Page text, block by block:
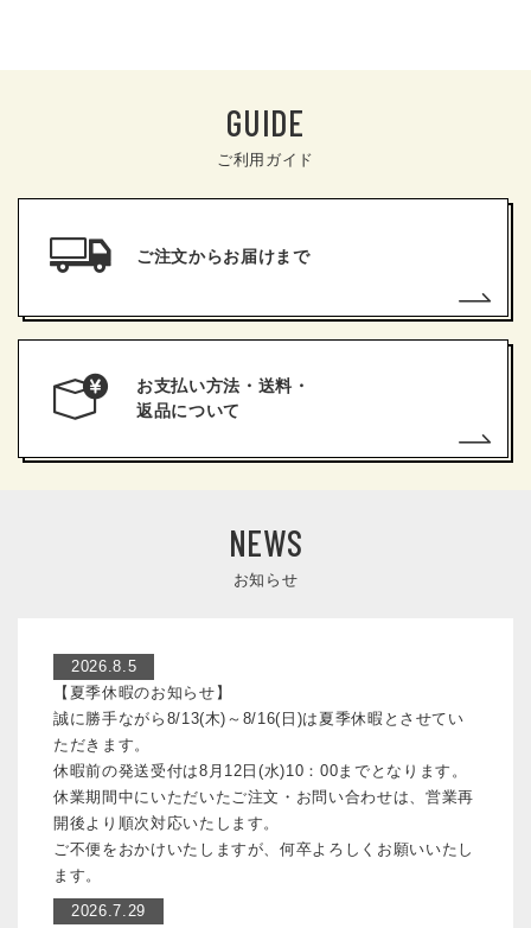
GUIDE
ご利用ガイド
ご注文からお届けまで
お支払い方法・送料・
返品について
NEWS
お知らせ
2026.8.5
【夏季休暇のお知らせ】
誠に勝手ながら8/13(木)～8/16(日)は夏季休暇とさせてい
ただきます。
休暇前の発送受付は8月12日(水)10：00までとなります。
休業期間中にいただいたご注文・お問い合わせは、営業再
開後より順次対応いたします。
ご不便をおかけいたしますが、何卒よろしくお願いいたし
ます。
2026.7.29